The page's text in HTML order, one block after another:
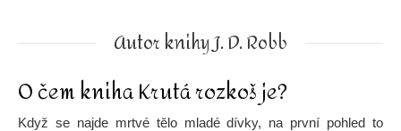
Autor knihy J. D. Robb
O čem kniha Krutá rozkoš je?
Když se najde mrtvé tělo mladé dívky, na první pohled to